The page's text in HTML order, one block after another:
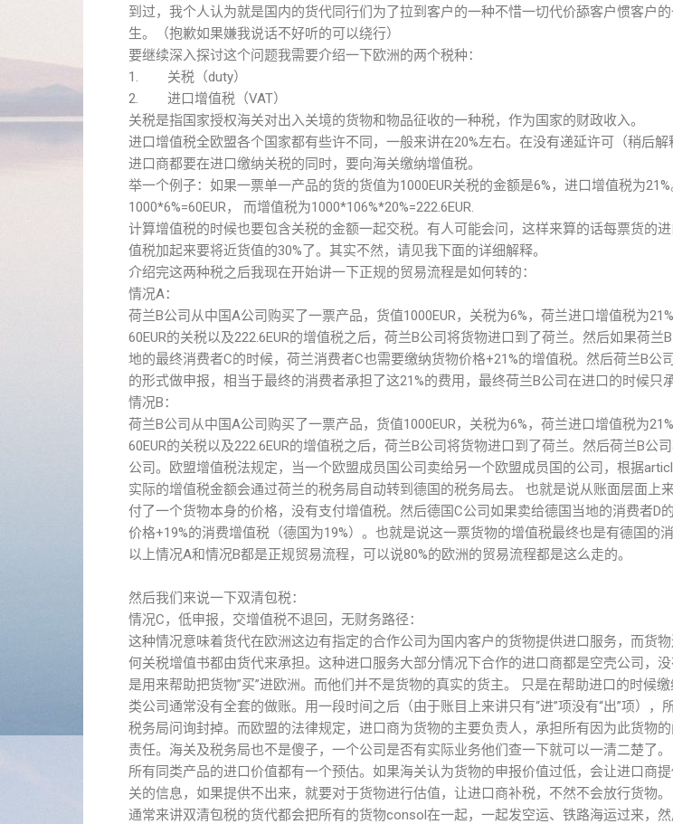
到过，我个人认为就是国内的货代同行们为了拉到客户的一种不惜一切代价舔客户惯客户
生。（抱歉如果嫌我说话不好听的可以绕行）
要继续深入探讨这个问题我需要介绍一下欧洲的两个税种：
1. 关税（duty）
2. 进口增值税（VAT）
关税是指国家授权海关对出入关境的货物和物品征收的一种税，作为国家的财政收入。
进口增值税全欧盟各个国家都有些许不同，一般来讲在20%左右。在没有递延许可（稍后
进口商都要在进口缴纳关税的同时，要向海关缴纳增值税。
举一个例子：如果一票单一产品的货的货值为1000EUR关税的金额是6%，进口增值税为
1000*6%=60EUR， 而增值税为1000*106%*20%=222.6EUR.
计算增值税的时候也要包含关税的金额一起交税。有人可能会问，这样来算的话每票货的
值税加起来要将近货值的30%了。其实不然，请见我下面的详细解释。
介绍完这两种税之后我现在开始讲一下正规的贸易流程是如何转的：
情况A：
荷兰B公司从中国A公司购买了一票产品，货值1000EUR，关税为6%，荷兰进口增值税为
60EUR的关税以及222.6EUR的增值税之后，荷兰B公司将货物进口到了荷兰。然后如果荷兰
地的最终消费者C的时候，荷兰消费者C也需要缴纳货物价格+21%的增值税。然后荷兰B公
的形式做申报，相当于最终的消费者承担了这21%的费用，最终荷兰B公司在进口的时候只
情况B：
荷兰B公司从中国A公司购买了一票产品，货值1000EUR，关税为6%，荷兰进口增值税为
60EUR的关税以及222.6EUR的增值税之后，荷兰B公司将货物进口到了荷兰。然后荷兰B公
公司。欧盟增值税法规定，当一个欧盟成员国公司卖给另一个欧盟成员国的公司，根据
实际的增值税金额会通过荷兰的税务局自动转到德国的税务局去。 也就是说从账面层面上
付了一个货物本身的价格，没有支付增值税。然后德国C公司如果卖给德国当地的消费者D
价格+19%的消费增值税（德国为19%）。也就是说这一票货物的增值税最终也是有德国的消
以上情况A和情况B都是正规贸易流程，可以说80%的欧洲的贸易流程都是这么走的。
然后我们来说一下双清包税：
情况C，低申报，交增值税不退回，无财务路径：
这种情况意味着货代在欧洲这边有指定的合作公司为国内客户的货物提供进口服务，而货
何关税增值书都由货代来承担。这种进口服务大部分情况下合作的进口商都是空壳公司，
是用来帮助把货物”买”进欧洲。而他们并不是货物的真实的货主。 只是在帮助进口的时候
类公司通常没有全套的做账。用一段时间之后（由于账目上来讲只有“进”项没有“出”项），
税务局问询封掉。而欧盟的法律规定，进口商为货物的主要负责人，承担所有因为此货物
责任。海关及税务局也不是傻子，一个公司是否有实际业务他们查一下就可以一清二楚了
所有同类产品的进口价值都有一个预估。如果海关认为货物的申报价值过低，会让进口商
关的信息，如果提供不出来，就要对于货物进行估值，让进口商补税，不然不会放行货物。
通常来讲双清包税的货代都会把所有的货物consol在一起，一起发空运、铁路海运过来，